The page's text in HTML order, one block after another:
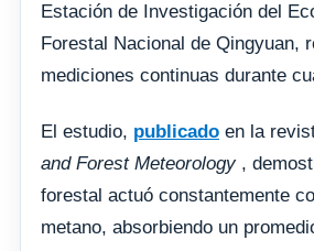
Estación de Investigación del
Forestal Nacional de Qingyuan,
mediciones continuas durante
El estudio, publicado en la
and Forest Meteorology,
forestal actuó constantemente
metano, absorbiendo un